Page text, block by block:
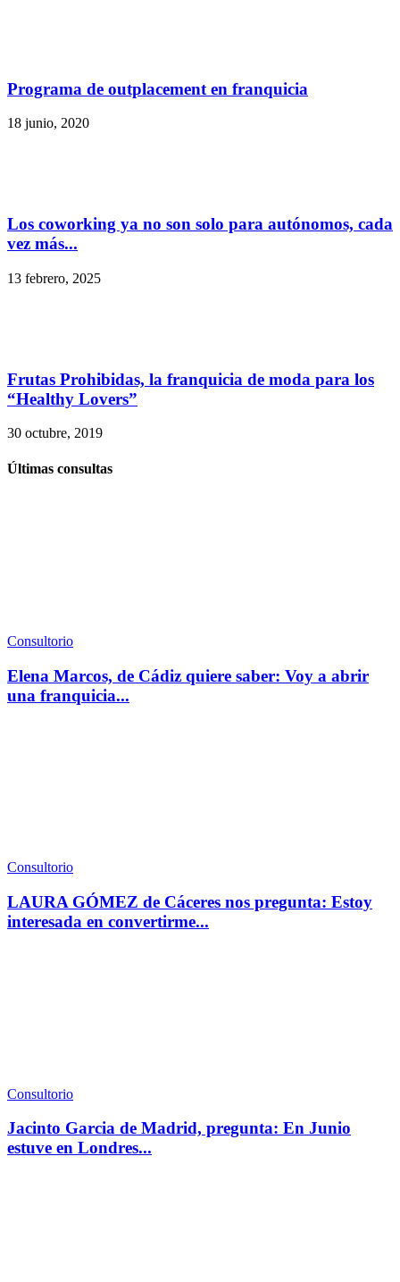
Programa de outplacement en franquicia
18 junio, 2020
Los coworking ya no son solo para autónomos, cada
vez más...
13 febrero, 2025
Frutas Prohibidas, la franquicia de moda para los
“Healthy Lovers”
30 octubre, 2019
Últimas consultas
Consultorio
Elena Marcos, de Cádiz quiere saber: Voy a abrir
una franquicia...
Consultorio
LAURA GÓMEZ de Cáceres nos pregunta: Estoy
interesada en convertirme...
Consultorio
Jacinto Garcia de Madrid, pregunta: En Junio
estuve en Londres...